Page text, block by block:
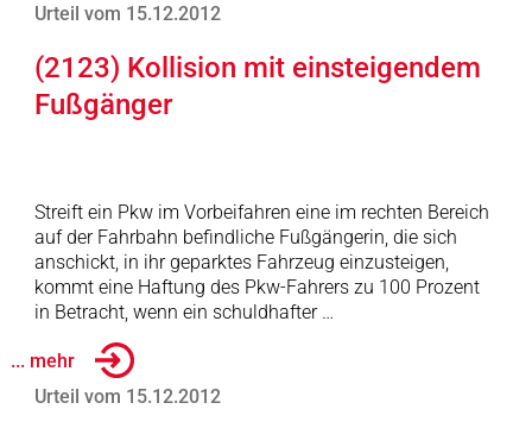
Urteil vom 15.12.2012
(2123) Kollision mit einsteigendem
Fußgänger
Streift ein Pkw im Vorbeifahren eine im rechten Bereich
auf der Fahrbahn befindliche Fußgängerin, die sich
anschickt, in ihr geparktes Fahrzeug einzusteigen,
kommt eine Haftung des Pkw-Fahrers zu 100 Prozent
in Betracht, wenn ein schuldhafter …
... mehr
Urteil vom 15.12.2012